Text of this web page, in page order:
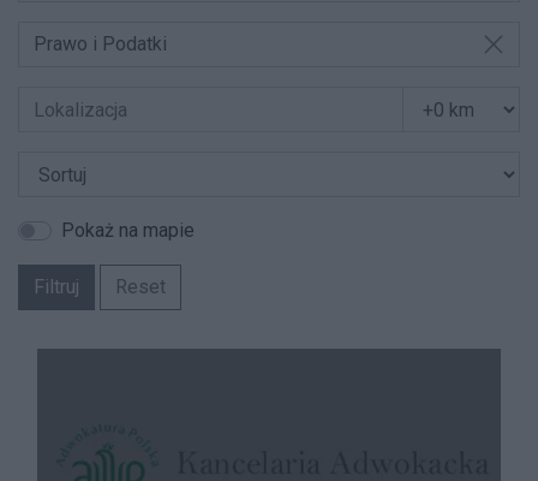
Prawo i Podatki
Pokaż na mapie
Filtruj Reset